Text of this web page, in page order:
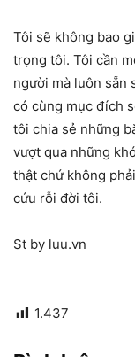
Tôi sẽ không bao
trọng tôi. Tôi cần
người mà luôn sẵn
có cùng mục đích
tôi chia sẻ những
vượt qua những
thật chứ không
cứu rỗi đời tôi.
St by luu.vn
1.437